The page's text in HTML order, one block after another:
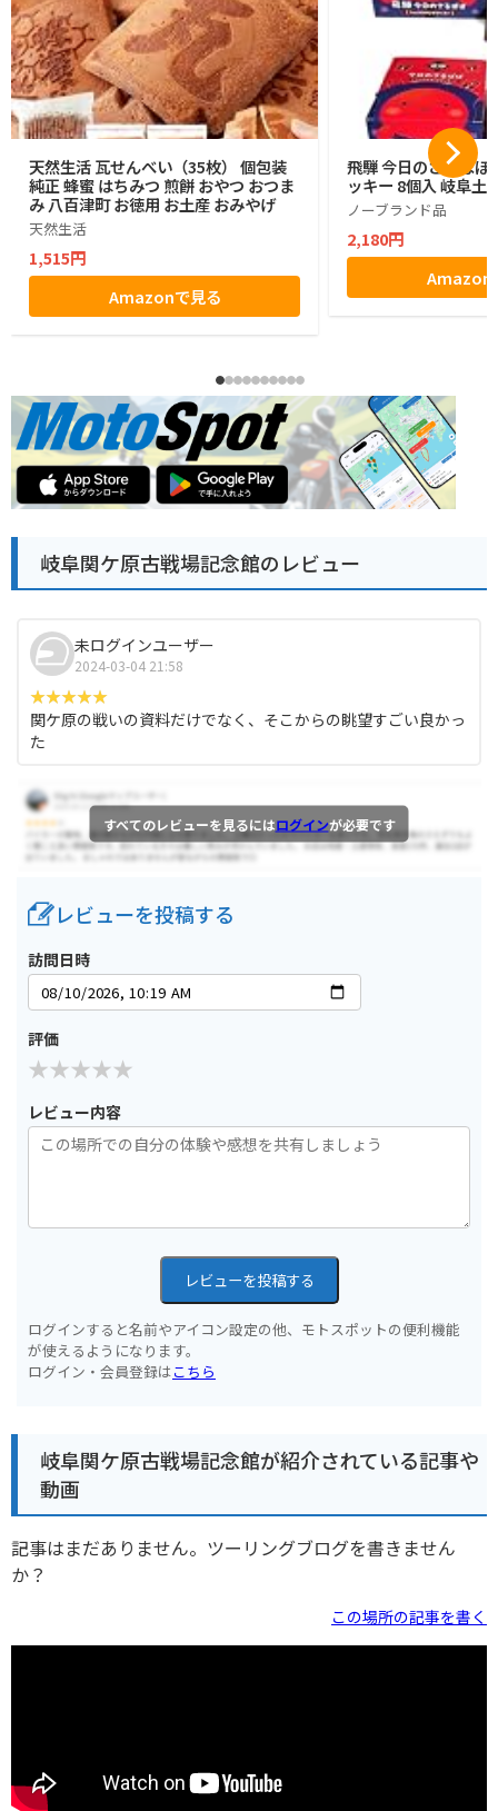
天然生活 瓦せんべい（35枚） 個包装
純正 蜂蜜 はちみつ 煎餅 おやつ おつま
み 八百津町 お徳用 お土産 おみやげ
天然生活
1,515円
Amazonで見る
飛騨 今日のさるぼぼ
ッキー 8個入 岐阜土
ノーブランド品
2,180円
Amazon
岐阜関ケ原古戦場記念館のレビュー
未ログインユーザー
2024-03-04 21:58
関ケ原の戦いの資料だけでなく、そこからの眺望すごい良かっ
た
すべてのレビューを見るにはログインが必要です
レビューを投稿する
訪問日時
評価
レビュー内容
レビューを投稿する
ログインすると名前やアイコン設定の他、モトスポットの便利機能
が使えるようになります。
ログイン・会員登録はこちら
岐阜関ケ原古戦場記念館が紹介されている記事や
動画
記事はまだありません。ツーリングブログを書きません
か？
この場所の記事を書く